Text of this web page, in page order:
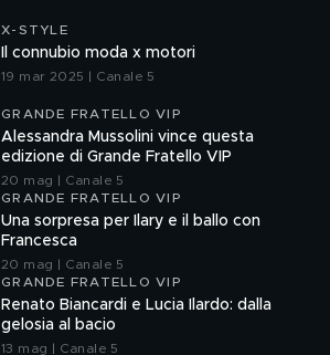
X-STYLE
Il connubio moda x motori
19 mar 2025 | Canale 5
GRANDE FRATELLO VIP
Alessandra Mussolini vince questa
edizione di Grande Fratello VIP
20 mag | Canale 5
GRANDE FRATELLO VIP
Una sorpresa per Ilary e il ballo con
Francesca
20 mag | Canale 5
GRANDE FRATELLO VIP
Renato Biancardi e Lucia Ilardo: dalla
gelosia al bacio
13 mag | Canale 5